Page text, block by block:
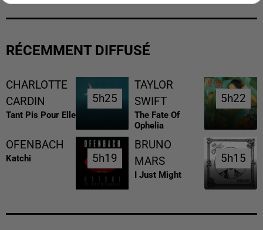
RÉCEMMENT DIFFUSÉ
CHARLOTTE
CARDIN
Tant Pis Pour Elle
5h25
5h25
TAYLOR
SWIFT
The Fate Of
Ophelia
5h22
5h22
OFENBACH
Katchi 5h19
5h19
BRUNO
MARS
I Just Might
5h15
5h15